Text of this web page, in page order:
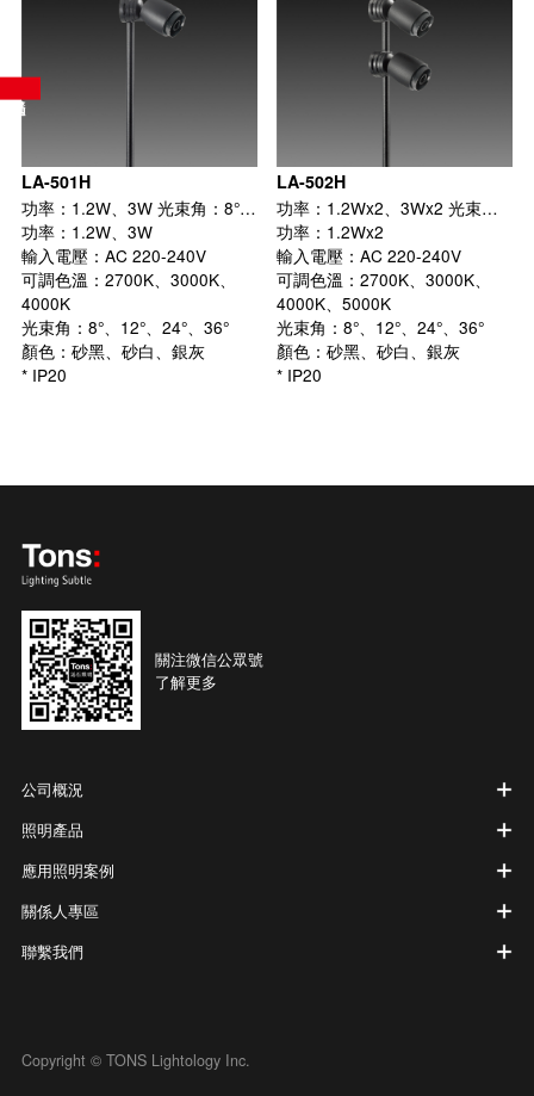
LA-501H
功率：1.2W、3W 光束角：8°、12°、24°、36°
功率：1.2W、3W
輸入電壓：AC 220-240V
可調色溫：2700K、3000K、
4000K
光束角：8°、12°、24°、36°
顏色：砂黑、砂白、銀灰
* IP20
LA-502H
功率：1.2Wx2、3Wx2 光束角：8°、12°、24°、36°
功率：1.2Wx2
輸入電壓：AC 220-240V
可調色溫：2700K、3000K、
4000K、5000K
光束角：8°、12°、24°、36°
顏色：砂黑、砂白、銀灰
* IP20
關注微信公眾號
了解更多
公司概況
照明產品
應用照明案例
關係人專區
聯繫我們
Copyright © TONS Lightology Inc.